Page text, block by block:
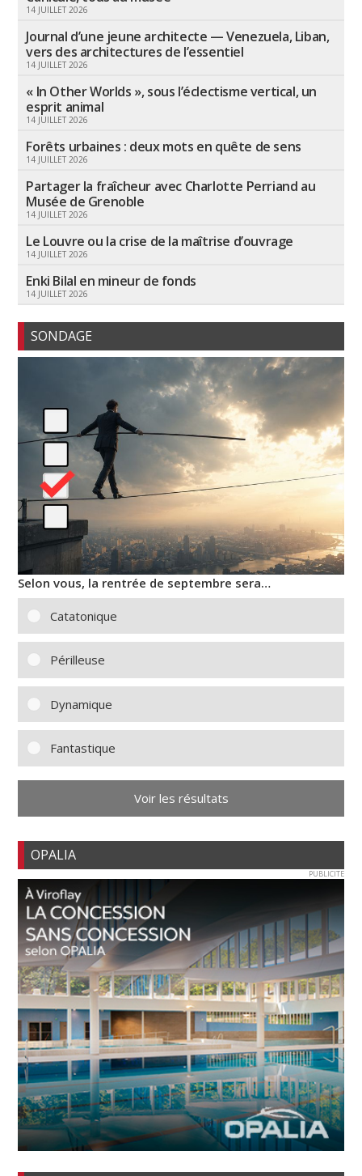
14 JUILLET 2026
Journal d’une jeune architecte — Venezuela, Liban,
vers des architectures de l’essentiel
14 JUILLET 2026
« In Other Worlds », sous l’éclectisme vertical, un
esprit animal
14 JUILLET 2026
Forêts urbaines : deux mots en quête de sens
14 JUILLET 2026
Partager la fraîcheur avec Charlotte Perriand au
Musée de Grenoble
14 JUILLET 2026
Le Louvre ou la crise de la maîtrise d’ouvrage
14 JUILLET 2026
Enki Bilal en mineur de fonds
14 JUILLET 2026
SONDAGE
Selon vous, la rentrée de septembre sera…
Catatonique
Périlleuse
Dynamique
Fantastique
Voir les résultats
OPALIA
PUBLICITE